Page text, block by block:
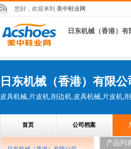
您好，欢迎来到 美中鞋业网
日东机械（香港）有
日东机械（香港）有限公
皮具机械,片皮机,削边机,皮具机械,片皮机,
首页 公司档案
产品列